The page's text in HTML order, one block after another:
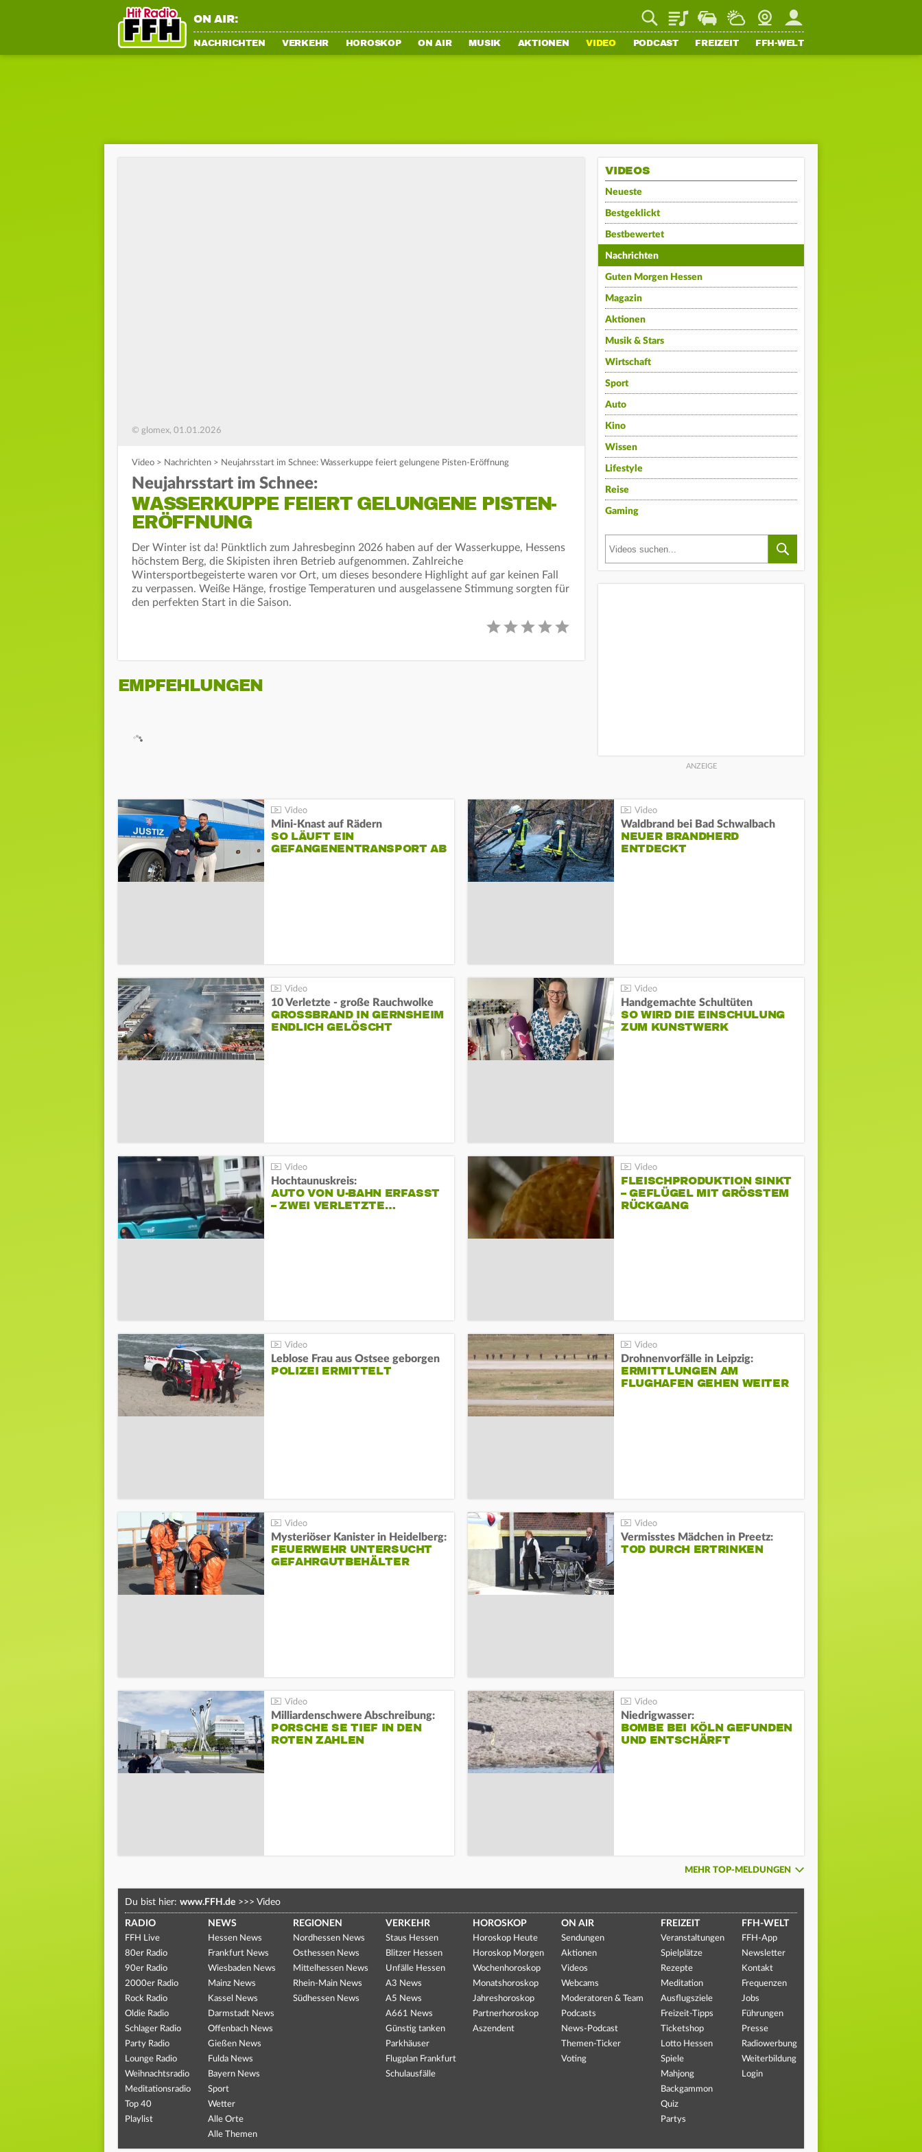
ON AIR: PlaylistStaupilotWetterWebcamMein FFH
NACHRICHTEN VERKEHR HOROSKOP ON AIR MUSIK AKTIONEN VIDEO PODCAST FREIZEIT FFH-WELT
© glomex, 01.01.2026
Video > Nachrichten > Neujahrsstart im Schnee: Wasserkuppe feiert gelungene Pisten-Eröffnung
Neujahrsstart im Schnee:
WASSERKUPPE FEIERT GELUNGENE PISTEN-
ERÖFFNUNG
Der Winter ist da! Pünktlich zum Jahresbeginn 2026 haben auf der Wasserkuppe, Hessens
höchstem Berg, die Skipisten ihren Betrieb aufgenommen. Zahlreiche
Wintersportbegeisterte waren vor Ort, um dieses besondere Highlight auf gar keinen Fall
zu verpassen. Weiße Hänge, frostige Temperaturen und ausgelassene Stimmung sorgten für
den perfekten Start in die Saison.
EMPFEHLUNGEN
VIDEOS
Neueste
Bestgeklickt
Bestbewertet
Nachrichten
Guten Morgen Hessen
Magazin
Aktionen
Musik & Stars
Wirtschaft
Sport
Auto
Kino
Wissen
Lifestyle
Reise
Gaming
Mini-Knast auf Rädern
SO LÄUFT EIN
GEFANGENENTRANSPORT AB
Waldbrand bei Bad Schwalbach
NEUER BRANDHERD
ENTDECKT
10 Verletzte - große Rauchwolke
GROSSBRAND IN GERNSHEIM E
NDLICH GELÖSCHT
Handgemachte Schultüten
SO WIRD DIE EINSCHULUNG
ZUM KUNSTWERK
Hochtaunuskreis:
AUTO VON U-BAHN ERFASST
– ZWEI VERLETZTE…
FLEISCHPRODUKTION SINKT
– GEFLÜGEL MIT GRÖSSTEM R
ÜCKGANG
Leblose Frau aus Ostsee geborgen
POLIZEI ERMITTELT
Drohnenvorfälle in Leipzig:
ERMITTLUNGEN AM
FLUGHAFEN GEHEN WEITER
Mysteriöser Kanister in Heidelberg:
FEUERWEHR UNTERSUCHT
GEFAHRGUTBEHÄLTER
Vermisstes Mädchen in Preetz:
TOD DURCH ERTRINKEN
Milliardenschwere Abschreibung:
PORSCHE SE TIEF IN DEN
ROTEN ZAHLEN
Niedrigwasser:
BOMBE BEI KÖLN GEFUNDEN
UND ENTSCHÄRFT
MEHR TOP-MELDUNGEN
Du bist hier: www.FFH.de >>> Video
RADIO
FFH Live
80er Radio
90er Radio
2000er Radio
Rock Radio
Oldie Radio
Schlager Radio
Party Radio
Lounge Radio
Weihnachtsradio
Meditationsradio
Top 40
Playlist
NEWS
Hessen News
Frankfurt News
Wiesbaden News
Mainz News
Kassel News
Darmstadt News
Offenbach News
Gießen News
Fulda News
Bayern News
Sport
Wetter
Alle Orte
Alle Themen
REGIONEN
Nordhessen News
Osthessen News
Mittelhessen News
Rhein-Main News
Südhessen News
VERKEHR
Staus Hessen
Blitzer Hessen
Unfälle Hessen
A3 News
A5 News
A661 News
Günstig tanken
Parkhäuser
Flugplan Frankfurt
Schulausfälle
HOROSKOP
Horoskop Heute
Horoskop Morgen
Wochenhoroskop
Monatshoroskop
Jahreshoroskop
Partnerhoroskop
Aszendent
ON AIR
Sendungen
Aktionen
Videos
Webcams
Moderatoren & Team
Podcasts
News-Podcast
Themen-Ticker
Voting
FREIZEIT
Veranstaltungen
Spielplätze
Rezepte
Meditation
Ausflugsziele
Freizeit-Tipps
Ticketshop
Lotto Hessen
Spiele
Mahjong
Backgammon
Quiz
Partys
FFH-WELT
FFH-App
Newsletter
Kontakt
Frequenzen
Jobs
Führungen
Presse
Radiowerbung
Weiterbildung
Login